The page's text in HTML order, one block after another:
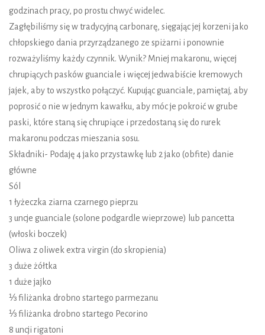
godzinach pracy, po prostu chwyć widelec.
Zagłębiliśmy się w tradycyjną carbonarę, sięgając jej korzeni jako
chłopskiego dania przyrządzanego ze spiżarni i ponownie
rozważyliśmy każdy czynnik. Wynik? Mniej makaronu, więcej
chrupiących pasków guanciale i więcej jedwabiście kremowych
jajek, aby to wszystko połączyć. Kupując guanciale, pamiętaj, aby
poprosić o nie w jednym kawałku, aby móc je pokroić w grube
paski, które staną się chrupiące i przedostaną się do rurek
makaronu podczas mieszania sosu.
Składniki- Podaję 4 jako przystawkę lub 2 jako (obfite) danie
główne
Sól
1 łyżeczka ziarna czarnego pieprzu
3 uncje guanciale (solone podgardle wieprzowe) lub pancetta
(włoski boczek)
Oliwa z oliwek extra virgin (do skropienia)
3 duże żółtka
1 duże jajko
⅓ filiżanka drobno startego parmezanu
⅓ filiżanka drobno startego Pecorino
8 uncji rigatoni